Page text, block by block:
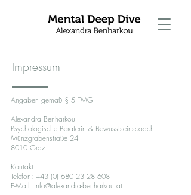
Impressum
Angaben gemäß § 5 TMG
Alexandra Benharkou
Psychologische Beraterin & Bewusstseinscoach
Münzgrabenstraße 24
8010 Graz
Kontakt
Telefon: +43 (0) 680 23 28 608
E-Mail: info@alexandra-benharkou.at